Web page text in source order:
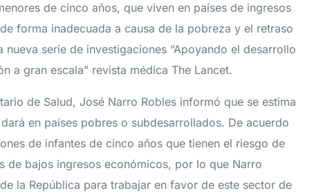
de cinco años, que viven en países de ingresos
forma inadecuada a causa de la pobreza y el retraso
serie de investigaciones “Apoyando el desarrollo
a gran escala” revista médica The Lancet.
de Salud, José Narro Robles informó que se estima
en países pobres o subdesarrollados. De acuerdo
de infantes de cinco años que tienen el riesgo de
de bajos ingresos económicos, por lo que Narro
la República para trabajar en favor de este sector de